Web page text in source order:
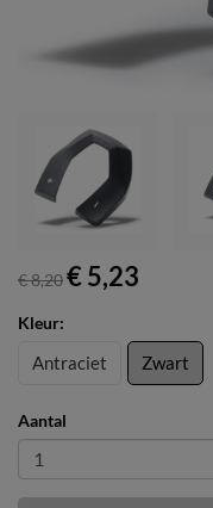
€ 8,20€ 5,23
Kleur:
Antraciet Zwart
Aantal